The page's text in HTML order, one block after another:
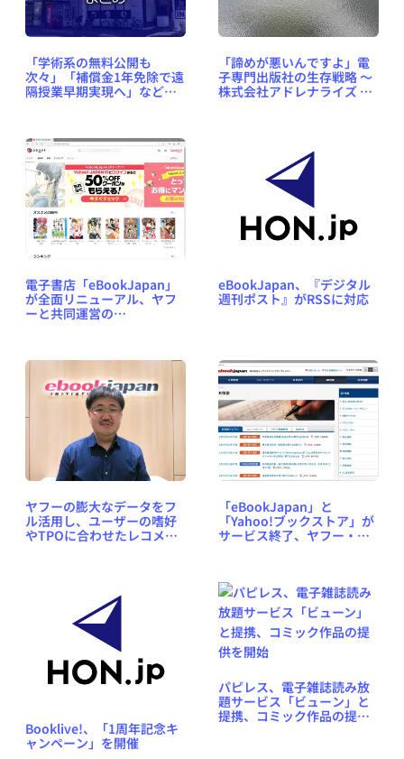
「学術系の無料公開も
次々」「補償金1年免除で遠
隔授業早期実現へ」など、
日～4月5日）
「諦めが悪いんですよ」電
子専門出版社の生存戦略 ～
株式会社アドレナライズ 代
電子書店「eBookJapan」
が全面リニューアル、ヤフ
ーと共同運営の
eBookJapan、『デジタル
週刊ポスト』がRSSに対応
ヤフーの膨大なデータをフ
ル活用し、ユーザーの嗜好
やTPOに合わせたレコメン
「eBookJapan」と
「Yahoo!ブックストア」が
サービス終了、ヤフー・イ
Booklive!、「1周年記念キ
ャンペーン」を開催
パピレス、電子雑誌読み放
題サービス「ビューン」と
提携、コミック作品の提供